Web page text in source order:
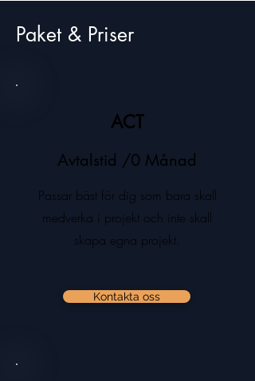
Paket & Priser
ACT
Avtalstid /0 Månad
Passar bäst för dig som bara skall
medverka i projekt och inte skall
skapa egna projekt.
Kontakta oss